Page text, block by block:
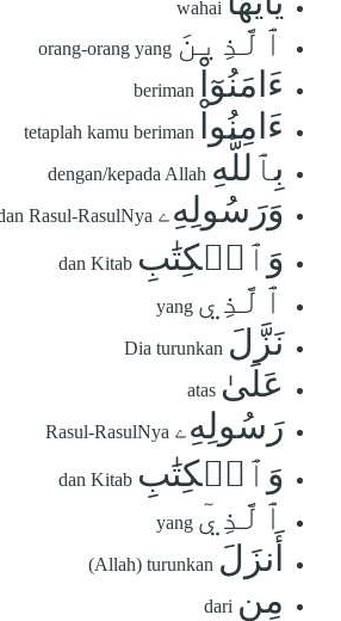
wahai
ٱلَّذِينَ orang-orang yang
ءَامَنُوٓاْ beriman
ءَامِنُواْ tetaplah kamu beriman
بِٱللَّهِ dengan/kepada Allah
وَرَسُولِهِۦ Rasul-RasulNya
وَٱلۡكِتَٰبِ dan Kitab
ٱلَّذِي yang
نَزَّلَ Dia turunkan
عَلَىٰ atas
رَسُولِهِۦ Rasul-RasulNya
وَٱلۡكِتَٰبِ dan Kitab
ٱلَّذِيٓ yang
أَنزَلَ (Allah) turunkan
مِن dari